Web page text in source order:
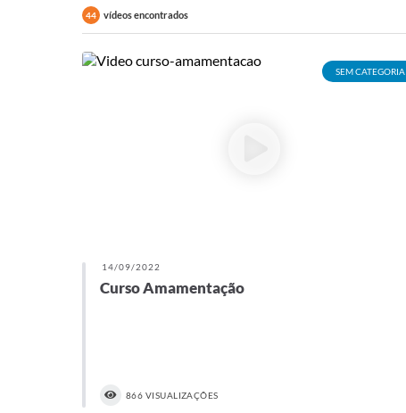
44 vídeos encontrados
SEM CATEGORIA
14/09/2022
Curso Amamentação
866 VISUALIZAÇÕES